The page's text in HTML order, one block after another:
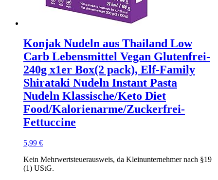
Konjak Nudeln aus Thailand Low
Carb Lebensmittel Vegan Glutenfrei-
240g x1er Box(2 pack), Elf-Family
Shirataki Nudeln Instant Pasta
Nudeln Klassische/Keto Diet
Food/Kalorienarme/Zuckerfrei-
Fettuccine
5,99 €
Kein Mehrwertsteuerausweis, da Kleinunternehmer nach §19
(1) UStG.